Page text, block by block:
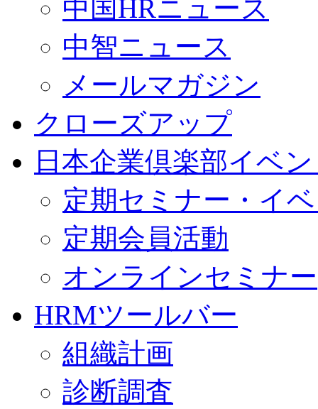
中国HRニュース
中智ニュース
メールマガジン
クローズアップ
日本企業倶楽部イベ
定期セミナー・イ
定期会員活動
オンラインセミナー
HRMツールバー
組織計画
診断調査